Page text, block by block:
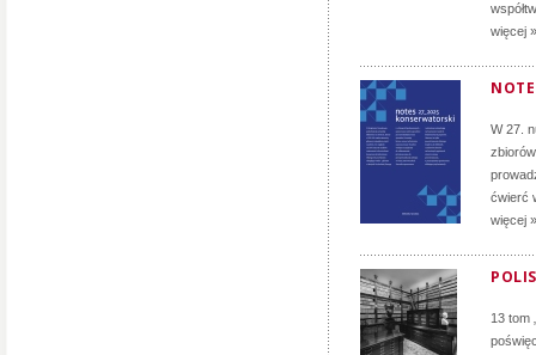
więcej »
W 27.
ćwierć
więcej »
13 tom